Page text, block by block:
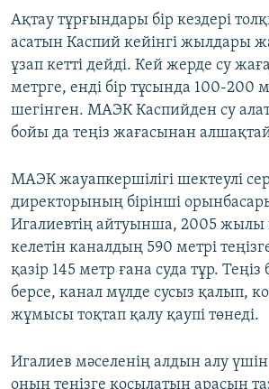
Ақтау тұрғындары бір кездері
асатын Каспий кейінгі жылдары
ұзап кетті дейді. Кей жерде су
метрге, енді бір тұсында 100-200
шегінген. МАЭК Каспийден су
бойы да теңіз жағасынан
МАЭК жауапкершілігі шектеулі
директорының бірінші
Игалиевтің айтуынша, 2005 жылы
келетін каналдың 590 метрі
қазір 145 метр ғана суда тұр.
берсе, канал мүлде сусыз қалып,
жұмысы тоқтап қалу қаупі төнеді.
Игалиев мәселенің алдын алу
оның теңізге қосылатын арасын